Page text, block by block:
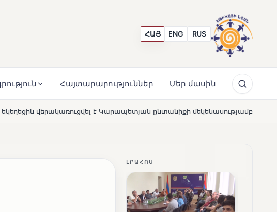
ՀԱՅ ENG RUS
Հայտարարություններ Մեր մասին
ընտանիքի մեկենասությամբ NEWS Լողավազա՞ն, թե՞
ԼՐԱՀՈՍ